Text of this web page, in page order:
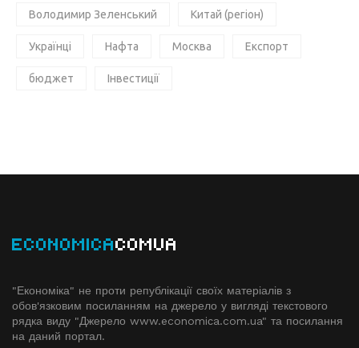
Володимир Зеленський Китай (регіон)
Українці Нафта Москва Експорт
бюджет Інвестиції
ECONOMICACOMUA
"Економіка" не проти републікації своїх матеріалів з
обов'язковим посиланням на джерело у вигляді текстового
рядка виду "Джерело www.economiсa.com.ua" та посилання
на даний портал.